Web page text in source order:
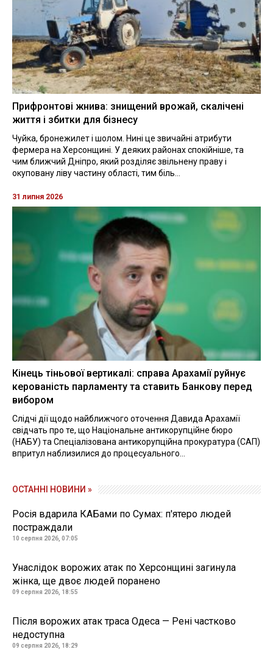
Прифронтові жнива: знищений врожай, скалічені
життя і збитки для бізнесу
Чуйка, бронежилет і шолом. Нині це звичайні атрибути
фермера на Херсонщині. У деяких районах спокійніше, та
чим ближчий Дніпро, який розділяє звільнену праву і
окуповану ліву частину області, тим біль...
31 липня 2026
Кінець тіньової вертикалі: справа Арахамії руйнує
керованість парламенту та ставить Банкову перед
вибором
Слідчі дії щодо найближчого оточення Давида Арахамії
свідчать про те, що Національне антикорупційне бюро
(НАБУ) та Спеціалізована антикорупційна прокуратура (САП)
впритул наблизилися до процесуального...
ОСТАННІ НОВИНИ »
Росія вдарила КАБами по Сумах: п'ятеро людей
постраждали
10 серпня 2026, 07:05
Унаслідок ворожих атак по Херсонщині загинула
жінка, ще двоє людей поранено
09 серпня 2026, 18:55
Після ворожих атак траса Одеса — Рені частково
недоступна
09 серпня 2026, 18:29